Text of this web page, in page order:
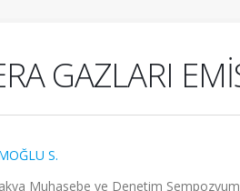
GAZLARI
S.
Muhasebe ve Denetim